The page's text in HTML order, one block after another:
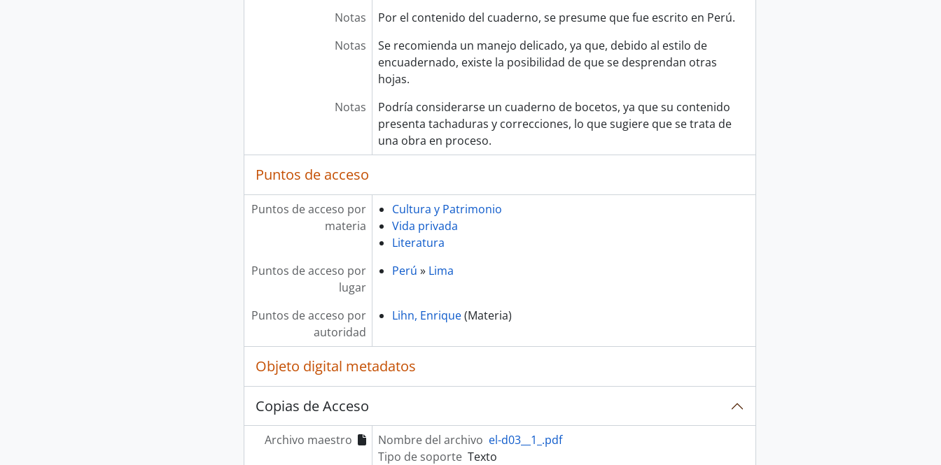
Notas
Por el contenido del cuaderno, se presume que fue escrito en Perú.
Notas
Se recomienda un manejo delicado, ya que, debido al estilo de
encuadernado, existe la posibilidad de que se desprendan otras
hojas.
Notas
Podría considerarse un cuaderno de bocetos, ya que su contenido
presenta tachaduras y correcciones, lo que sugiere que se trata de
una obra en proceso.
Puntos de acceso
Puntos de acceso por
materia
Cultura y Patrimonio
Vida privada
Literatura
Puntos de acceso por
lugar
Perú » Lima
Puntos de acceso por
autoridad
Lihn, Enrique(Materia)
Objeto digital metadatos
Copias de Acceso
Archivo maestro Nombre del archivo el-d03__1_.pdf
Tipo de soporte Texto